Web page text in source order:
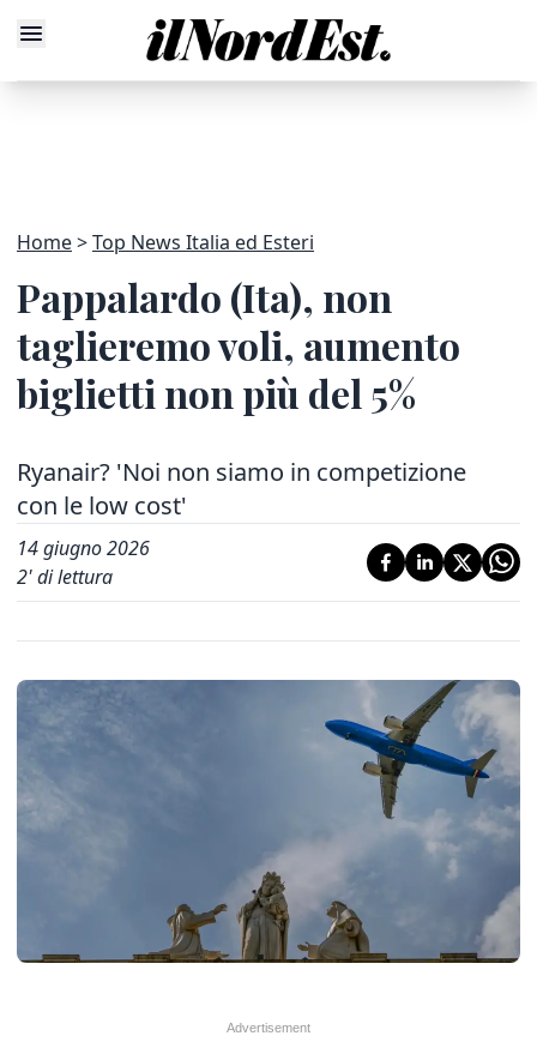
Home Top News Italia ed Esteri
Pappalardo (Ita), non
taglieremo voli, aumento
biglietti non più del 5%
Ryanair? 'Noi non siamo in competizione
con le low cost'
14 giugno 2026
2' di lettura